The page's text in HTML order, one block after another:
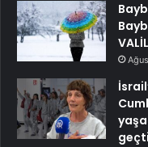
geçti